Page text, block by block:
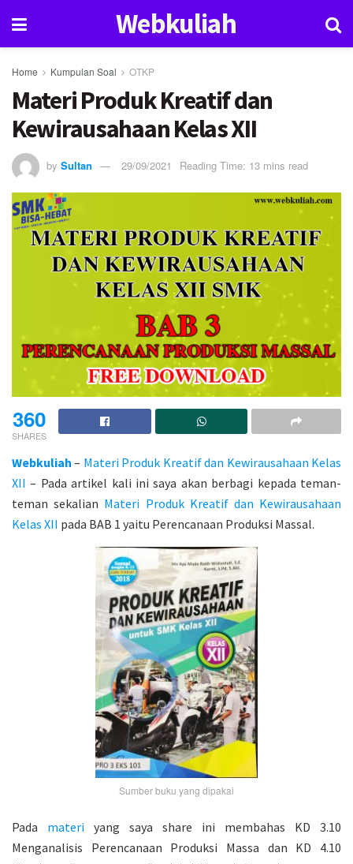
Webkuliah
Home Kumpulan Soal OTKP
Materi Produk Kreatif dan
Kewirausahaan Kelas XII
by Sultan 29/09/2021 Reading Time: 13 mins read
360
SHARES
Webkuliah – Materi Produk Kreatif dan Kewirausahaan Kelas
XII – Pada artikel kali ini saya akan berbagi kepada teman-
teman sekalian Materi Produk Kreatif dan Kewirausahaan
Kelas XII pada BAB 1 yaitu Perencanaan Produksi Massal.
Sumber buku yang dipakai
Pada materi yang saya share ini membahas KD 3.10
Menganalisis Perencanaan Produksi Massa dan KD 4.10